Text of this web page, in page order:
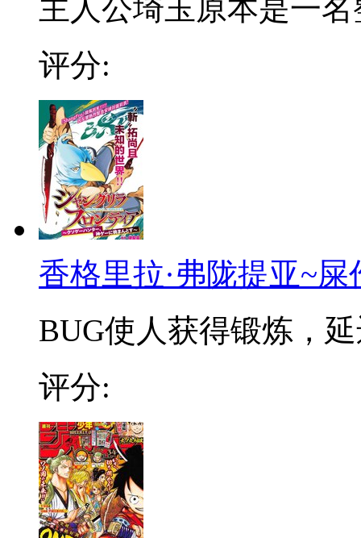
主人公埼玉原本是一名
评分:
香格里拉·弗陇提亚~
BUG使人获得锻炼，
评分: